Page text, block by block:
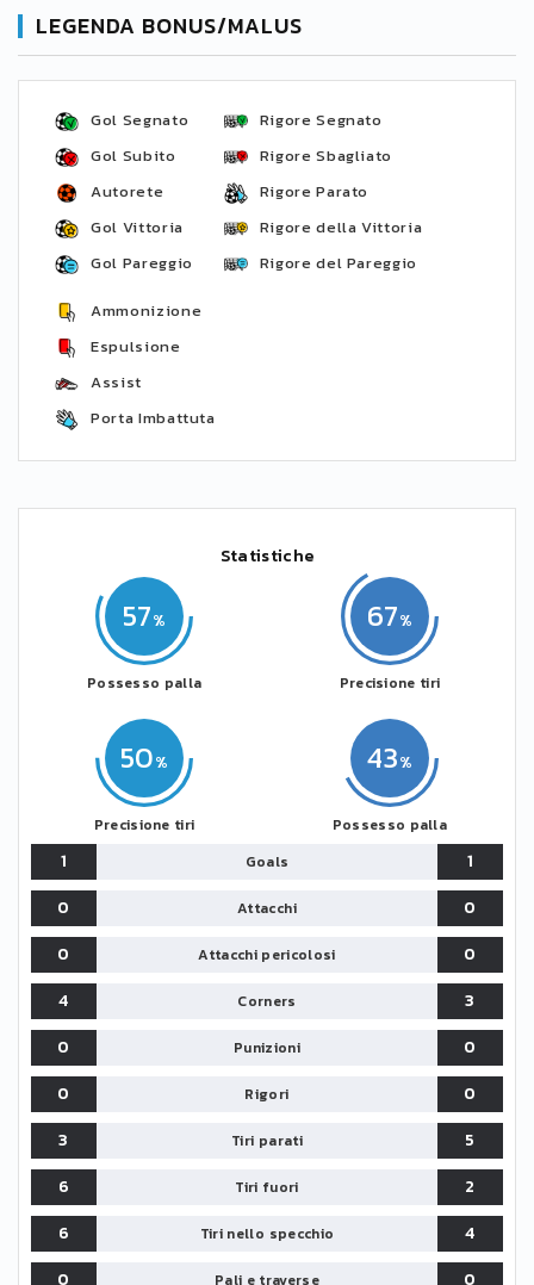
LEGENDA BONUS/MALUS
Gol Segnato
Gol Subito
Autorete
Gol Vittoria
Gol Pareggio
Rigore Segnato
Rigore Sbagliato
Rigore Parato
Rigore della Vittoria
Rigore del Pareggio
Ammonizione
Espulsione
Assist
Porta Imbattuta
Statistiche
57
Possesso palla
50
Precisione tiri
43
Possesso palla
67
Precisione tiri
1 Goals
1
0
Attacchi
0
0
Attacchi pericolosi
0
4
Corners
3
0
Punizioni
0
0
Rigori
0
3
Tiri parati
5
6
Tiri fuori
2
6
Tiri nello specchio
4
0
Pali e traverse 0